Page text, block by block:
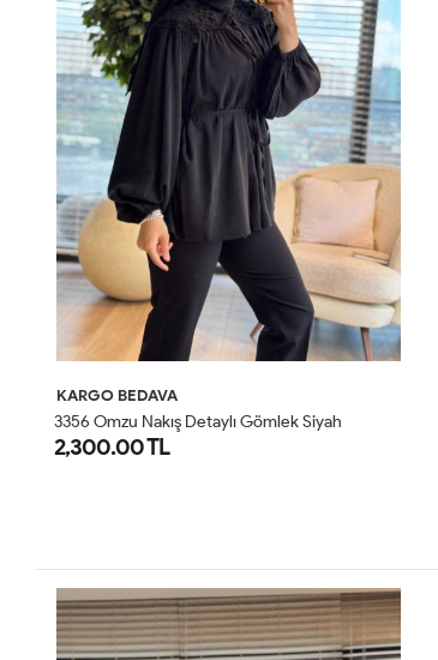
KARGO BEDAVA
3356 Omzu Nakış Detaylı Gömlek Siyah
2,300.00 TL